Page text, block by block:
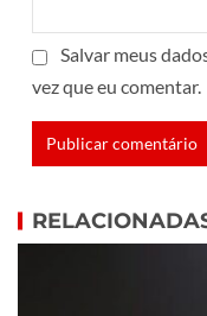
Salvar meus
vez que eu comentar.